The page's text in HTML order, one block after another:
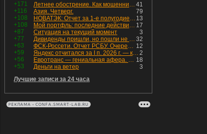
+171 41
Летнее обострение. Как мошенники пытаются подсунуть кнопку "БАБЛО" девушкам
+116
79
Азия. Четверг.
+108
13
НОВАТЭК: Отчет за 1-е полугодие 2026 - прибыль продолжает падать, но лучшее впереди, если не прилетит
+108
17
Мой портфль: последние действия и текущая структура. Краткий комментарий по всем позициям
+87
3
Ситуация на текущий момент
+77
32
Дивиденды пришли, но пошли не туда
+63
12
ФСК-Россети. Отчет РСБУ. Очередная допка - бомбовые новости в эфире
+59
2
Яндекс отчитался за I п. 2026 г. — компания увеличила инвестиции и долг. Buyback начал работать, продали Авто.Ру.
+56
18
Евротранс — гениальная афера. Собрал с инвесторов денег, выплатил дивидендов больше текущей капитализации и ушёл в дефолт
+53
3
Деньги на ветер
Лучшие записи за 24 часа
РЕКЛАМА • CONFA.SMART-LAB.RU